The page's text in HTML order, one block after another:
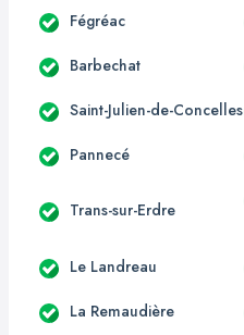
Fégréac
Barbechat
Saint-Julien-de-Concelles
Pannecé
Trans-sur-Erdre
Le Landreau
La Remaudière